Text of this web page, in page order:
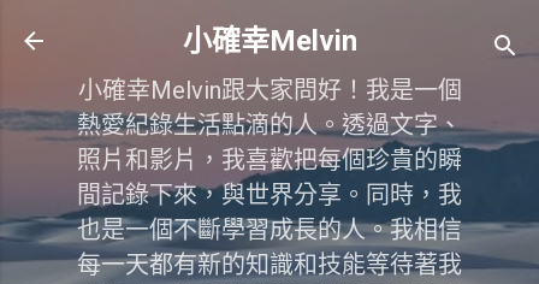
跳到主要內容
小確幸Melvin
小確幸Melvin跟大家問好！我是一個
熱愛紀錄生活點滴的人。透過文字、
照片和影片，我喜歡把每個珍貴的瞬
間記錄下來，與世界分享。同時，我
也是一個不斷學習成長的人。我相信
每一天都有新的知識和技能等待著我